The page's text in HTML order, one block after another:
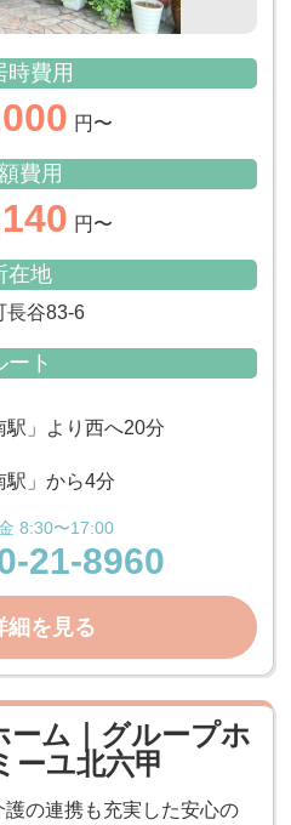
時費用
円〜
費用
円〜
在地
長谷83-6
ート
」より西へ20分
駅」から4分
8:30〜17:00
21-8960
細を見る
ーム｜グループホ
ーユ北六甲
の連携も充実した安心の